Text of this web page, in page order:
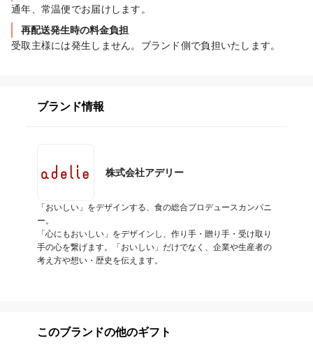
通年、常温便でお届けします。
再配送発生時の料金負担
受取主様には発生しません。ブランド側で負担いたします。
ブランド情報
株式会社アデリー
「おいしい」をデザインする、食の総合プロデュースカンパニ
ー。
「心にもおいしい」をデザインし、作り手・贈り手・受け取り
手の心を繋げます。「おいしい」だけでなく、企業や生産者の
考え方や想い・歴史を伝えます。
このブランドの他のギフト